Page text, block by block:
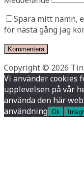
Spara mitt namn,
för nästa gång jag
Copyright © 2026
Vi använder cookies
upplevelsen på vår
använda den här
användning Ok